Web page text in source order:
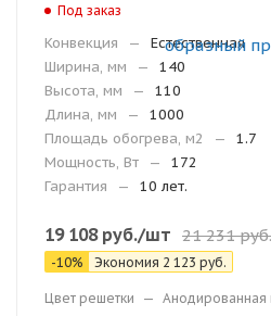
Под заказ
Конвекция —
Естественная
Ширина, мм
—
140
Высота, мм
—
110
Длина, мм
—
1000
Площадь обогрева, м2
—
1.7
Мощность, Вт
—
172
Гарантия
— 10 лет.
19 108руб./шт 21 231руб.
-10% Экономия 2 123 руб.
Цвет решетки — Анодированная